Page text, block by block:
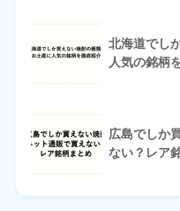
北海道でし
人気の銘柄
広島でしか
ない？レア